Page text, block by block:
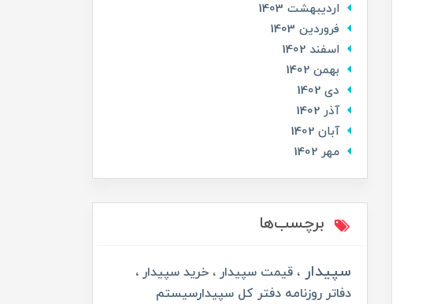
ارديبهشت 1403
فروردین 1403
اسفند 1402
بهمن 1402
دی 1402
آذر 1402
آبان 1402
مهر 1402
برچسب‌ها
سپیدار قیمت سپیدار
خرید سپیدار
دفاتر روزنامه دفتر کل سپیدارسیستم